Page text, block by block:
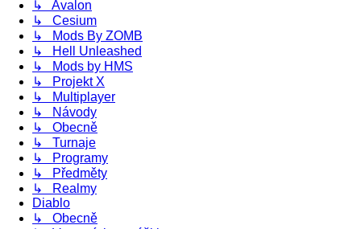
↳ Avalon
↳ Cesium
↳ Mods By ZOMB
↳ Hell Unleashed
↳ Mods by HMS
↳ Projekt X
↳ Multiplayer
↳ Návody
↳ Obecně
↳ Turnaje
↳ Programy
↳ Předměty
↳ Realmy
Diablo
↳ Obecně